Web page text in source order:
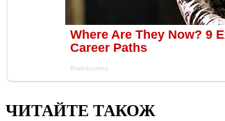
ЧИТАЙТЕ ТАКОЖ